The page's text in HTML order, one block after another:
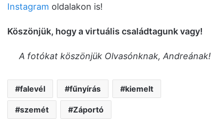
Instagram oldalakon is!
Köszönjük, hogy a virtuális családtagunk vagy!
A fotókat köszönjük Olvasónknak, Andreának!
falevél fűnyírás kiemelt
szemét Záportó